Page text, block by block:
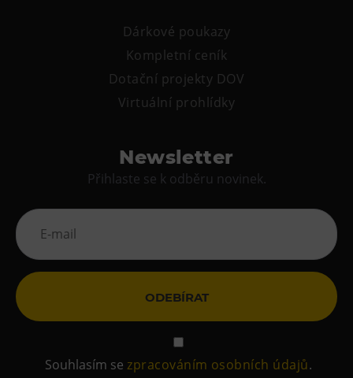
Narozeninové oslavy
Tematické dárkové poukazy
Kroužky pro děti
Výjezdní akce
Dárkové poukazy
Kompletní ceník
Dotační projekty DOV
Virtuální prohlídky
Newsletter
Přihlaste se k odběru novinek.
ODEBÍRAT
Souhlasím sezpracováním osobních údajů.